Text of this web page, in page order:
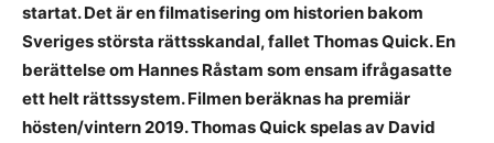
startat. Det är en filmatisering om historien bakom
Sveriges största rättsskandal, fallet Thomas Quick. En
berättelse om Hannes Råstam som ensam ifrågasatte
ett helt rättssystem. Filmen beräknas ha premiär
hösten/vintern 2019. Thomas Quick spelas av David